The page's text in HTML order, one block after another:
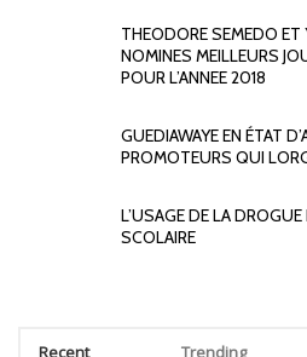
THEODORE SEMEDO
NOMINES MEILLEURS
POUR L’ANNEE 2018
GUEDIAWAYE EN ÉTAT
PROMOTEURS QUI
L’USAGE DE LA
SCOLAIRE
Recent Trending